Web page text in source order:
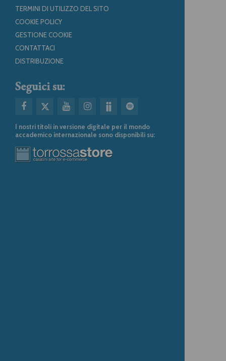
TERMINI DI UTILIZZO DEL SITO
COOKIE POLICY
GESTIONE COOKIE
CONTATTACI
DISTRIBUZIONE
Seguici su:
I nostri titoli in versione digitale per il mondo
accademico internazionale sono disponibili su: